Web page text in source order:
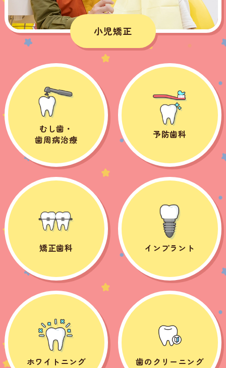
小児矯正
むし歯・
歯周病治療
予防歯科
矯正歯科 インプラント
ホワイトニング 歯のクリーニング